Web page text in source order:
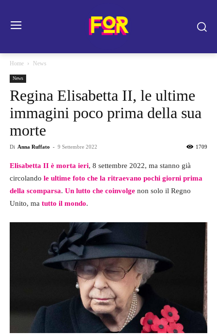
Home News
News
Regina Elisabetta II, le ultime
immagini poco prima della sua
morte
Di Anna Ruffato - 9 Settembre 2022 1709
Elisabetta II è morta ieri, 8 settembre 2022, ma stanno già
circolando le ultime foto che la ritraevano pochi giorni prima
della scomparsa. Un lutto che coinvolge non solo il Regno
Unito, ma tutto il mondo.